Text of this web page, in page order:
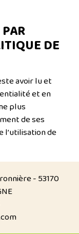
DE
avoir lu et
et en
plus
de ses
l’utilisation de
- 53170